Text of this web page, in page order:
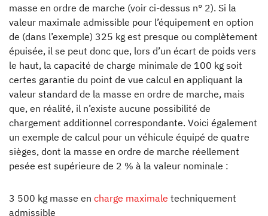
masse en ordre de marche (voir ci-dessus n° 2). Si la
valeur maximale admissible pour l’équipement en option
de (dans l’exemple) 325 kg est presque ou complètement
épuisée, il se peut donc que, lors d’un écart de poids vers
le haut, la capacité de charge minimale de 100 kg soit
certes garantie du point de vue calcul en appliquant la
valeur standard de la masse en ordre de marche, mais
que, en réalité, il n’existe aucune possibilité de
chargement additionnel correspondante. Voici également
un exemple de calcul pour un véhicule équipé de quatre
sièges, dont la masse en ordre de marche réellement
pesée est supérieure de 2 % à la valeur nominale :
3 500 kg masse en charge maximale techniquement
admissible